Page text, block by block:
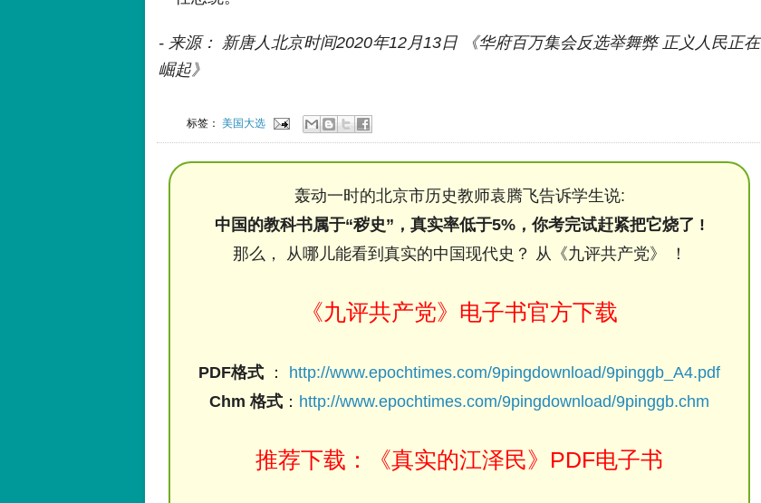
- 来源： 新唐人北京时间2020年12月13日 《华府百万集会反选举舞弊 正义人民正在
崛起》
标签：美国大选
轰动一时的北京市历史教师袁腾飞告诉学生说:
中国的教科书属于“秽史”，真实率低于5%，你考完试赶紧把它烧了 !
那么， 从哪儿能看到真实的中国现代史？ 从《九评共产党》 ！
《九评共产党》电子书官方下载
PDF格式 ： http://www.epochtimes.com/9pingdownload/9pinggb_A4.pdf
Chm 格式 ： http://www.epochtimes.com/9pingdownload/9pinggb.chm
推荐下载：《真实的江泽民》PDF电子书